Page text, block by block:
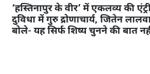
‘हस्तिनापुर के वीर’ में एकलव्य की
दुविधा में गुरु द्रोणाचार्य, जितेन
बोले- यह सिर्फ शिष्य चुनने की बात